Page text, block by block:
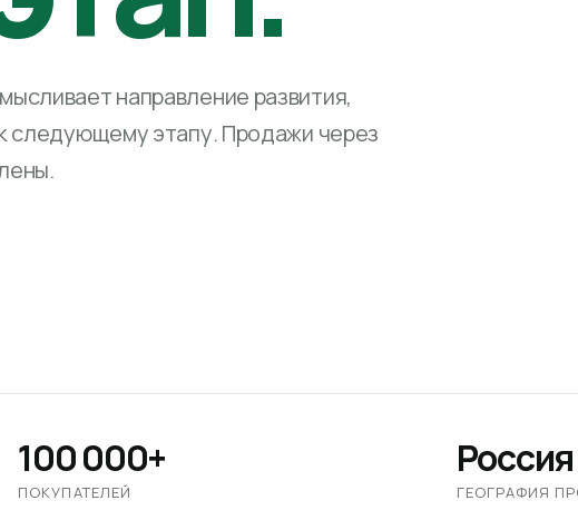
направление развития,
следующему этапу. Продажи через
100 000+
ПОКУПАТЕЛЕЙ
Россия
ГЕОГРАФИЯ